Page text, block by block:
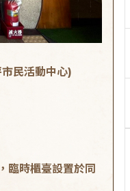
民活動中心)
臨時櫃臺設置於同